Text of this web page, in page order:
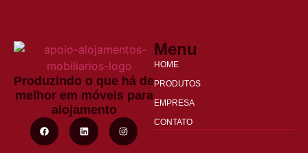
Produzindo o que há de
melhor em móveis para
alojamento
Menu
HOME
PRODUTOS
EMPRESA
CONTATO